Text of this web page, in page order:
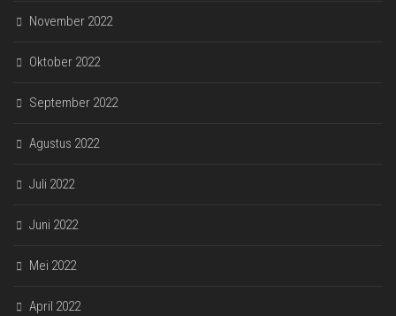
November 2022
Oktober 2022
September 2022
Agustus 2022
Juli 2022
Juni 2022
Mei 2022
April 2022